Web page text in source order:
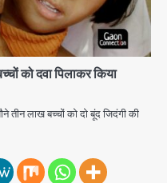
को दवा पिलाकर किया
तीन लाख बच्चों को दो बूंद जिदंगी की
का कुख्यात बदमाश राजस्थान
के स्वास्थ्य और सुरक्षा का